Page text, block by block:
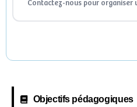
Contactez-nous pour organiser
Objectifs pédagogiques